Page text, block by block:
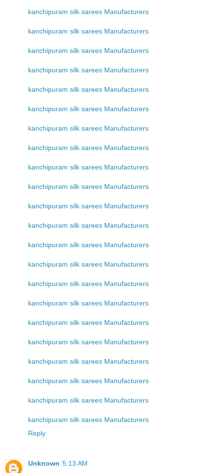
kanchipuram silk sarees Manufacturers
kanchipuram silk sarees Manufacturers
kanchipuram silk sarees Manufacturers
kanchipuram silk sarees Manufacturers
kanchipuram silk sarees Manufacturers
kanchipuram silk sarees Manufacturers
kanchipuram silk sarees Manufacturers
kanchipuram silk sarees Manufacturers
kanchipuram silk sarees Manufacturers
kanchipuram silk sarees Manufacturers
kanchipuram silk sarees Manufacturers
kanchipuram silk sarees Manufacturers
kanchipuram silk sarees Manufacturers
kanchipuram silk sarees Manufacturers
kanchipuram silk sarees Manufacturers
kanchipuram silk sarees Manufacturers
kanchipuram silk sarees Manufacturers
kanchipuram silk sarees Manufacturers
kanchipuram silk sarees Manufacturers
kanchipuram silk sarees Manufacturers
kanchipuram silk sarees Manufacturers
kanchipuram silk sarees Manufacturers
Reply
Unknown 5:13 AM